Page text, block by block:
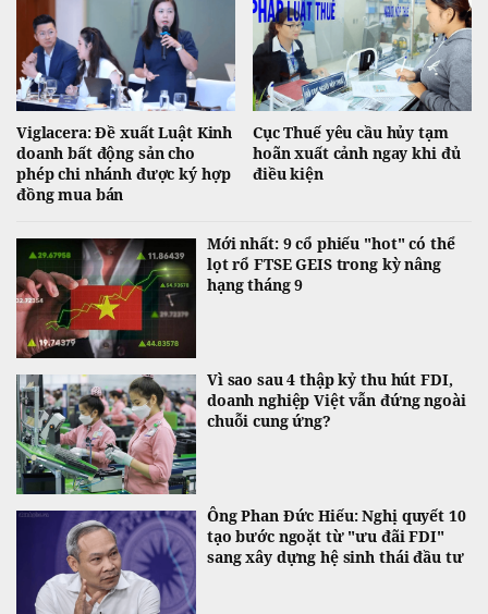
Viglacera: Đề xuất Luật Kinh
doanh bất động sản cho
phép chi nhánh được ký hợp
đồng mua bán
Cục Thuế yêu cầu hủy tạm
hoãn xuất cảnh ngay khi đủ
điều kiện
Mới nhất: 9 cổ phiếu "hot" có thể
lọt rổ FTSE GEIS trong kỳ nâng
hạng tháng 9
Vì sao sau 4 thập kỷ thu hút FDI,
doanh nghiệp Việt vẫn đứng ngoài
chuỗi cung ứng?
Ông Phan Đức Hiếu: Nghị quyết 10
tạo bước ngoặt từ "ưu đãi FDI"
sang xây dựng hệ sinh thái đầu tư